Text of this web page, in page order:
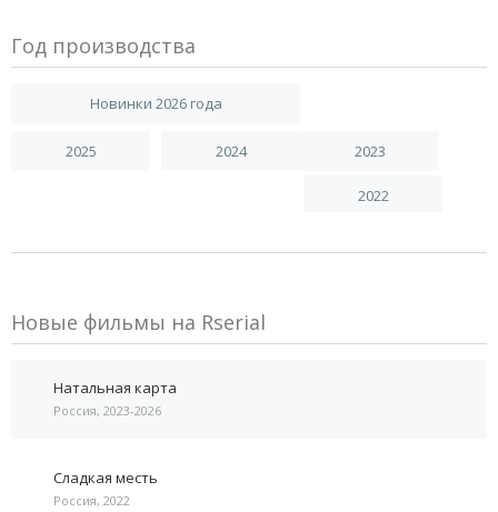
Год производства
Новинки 2026 года
2025 2024 2023
2022
Новые фильмы на Rserial
Натальная карта
Россия, 2023-2026
Сладкая месть
Россия, 2022